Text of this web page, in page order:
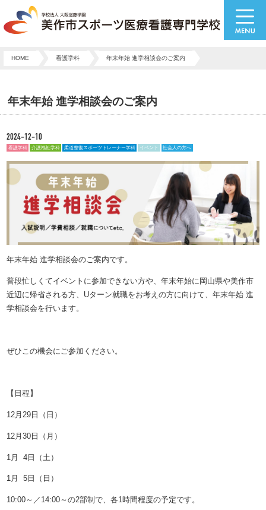
HOME 看護学科 年末年始 進学相談会のご案内
年末年始 進学相談会のご案内
2024-12-10
看護学科 介護福祉学科 柔道整復スポーツトレーナー学科 イベント 社会人の方へ
年末年始 進学相談会のご案内です。
普段忙しくてイベントに参加できない方や、年末年始に岡山県や美作市
近辺に帰省される方、Uターン就職をお考えの方に向けて、年末年始 進
学相談会を行います。
ぜひこの機会にご参加ください。
【日程】
12月29日（日）
12月30日（月）
1月 4日（土）
1月 5日（日）
10:00～／14:00～の2部制で、各1時間程度の予定です。